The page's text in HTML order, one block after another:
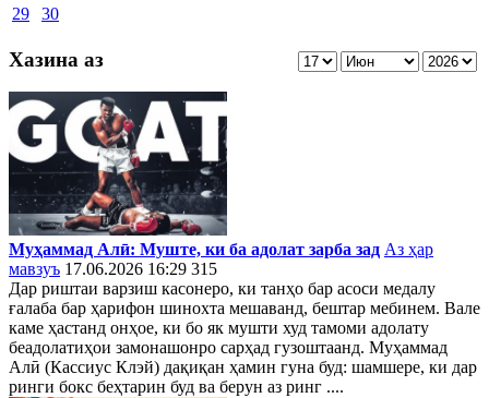
29
30
Хазина аз
Муҳаммад Алӣ: Муште, ки ба адолат зарба зад Аз ҳар
мавзуъ 17.06.2026 16:29 315
Дар риштаи варзиш касонеро, ки танҳо бар асоси медалу
ғалаба бар ҳарифон шинохта мешаванд, бештар мебинем. Вале
каме ҳастанд онҳое, ки бо як мушти худ тамоми адолату
беадолатиҳои замонашонро сарҳад гузоштаанд. Муҳаммад
Алӣ (Кассиус Клэй) дақиқан ҳамин гуна буд: шамшере, ки дар
ринги бокс беҳтарин буд ва берун аз ринг ....